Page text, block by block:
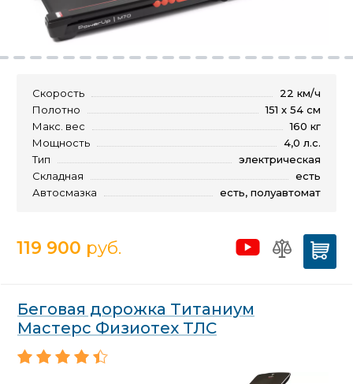
Скорость
22 км/ч
Полотно
151 х 54 см
Макс. вес
160 кг
Мощность
4,0 л.с.
Тип
электрическая
Складная
есть
Автосмазка
есть, полуавтомат
119 900 руб.
Беговая дорожка Титаниум
Мастерс Физиотех ТЛС